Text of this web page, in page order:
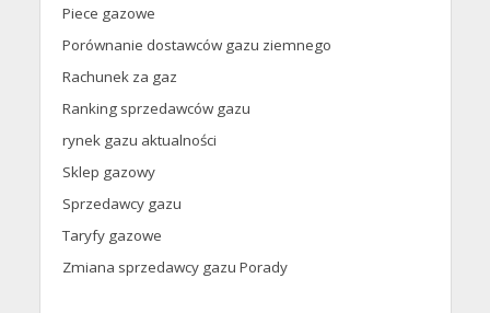
Piece gazowe
Porównanie dostawców gazu ziemnego
Rachunek za gaz
Ranking sprzedawców gazu
rynek gazu aktualności
Sklep gazowy
Sprzedawcy gazu
Taryfy gazowe
Zmiana sprzedawcy gazu Porady